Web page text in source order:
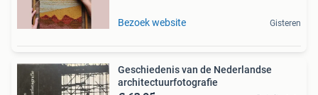
Bezoek website Gisteren
Geschiedenis van de Nederlandse
architectuurfotografie